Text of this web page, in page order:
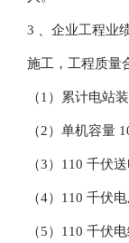
3 、企业工程业
施工，工程质量
（1）累计电站
（2）单机容量
（3）110 千伏
（4）110 千伏
（5）110 千伏